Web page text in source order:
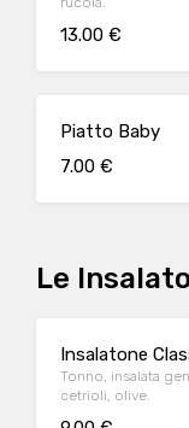
13.00 €
Piatto Baby
7.00 €
Le
Insalatone
Tonno, insalata
cetrioli, olive.